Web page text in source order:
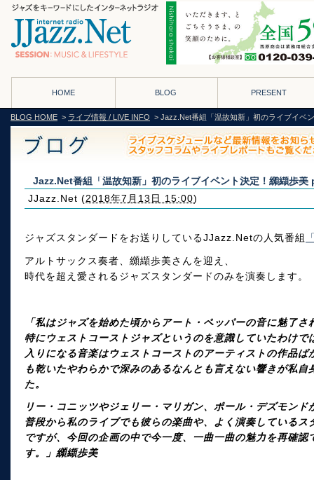
HOME BLOG PRESENT
BLOG HOME > ライブ情報 / LIVE INFO > Jazz.Net番組「温故知新」初のライブイベ
Jazz.Net番組「温故知新」初のライブイベント決定！纐纈歩
JJazz.Net (2018年7月13日 15:00)
ジャズスタンダードをお送りしているJJazz.Netの人気番組
アルトサックス奏者、纐纈歩美さんを迎え、
時代を超え愛されるジャズスタンダードのみを演奏します。
「私はジャズを始めた頃からアート・ペッパーの音に魅了
特にウェストコーストジャズというのを意識していたわけ
入りになる音楽はウェストコーストのアーティストの作品
も乾いたやわらかで深みのあるなんとも言えない響きが私
た。
リー・コニッツやジェリー・マリガン、ポール・デズモン
普段から私のライブでも彼らの楽曲や、よく演奏している
ですが、今回の企画の中で今一度、一曲一曲の魅力を再確
す。」纐纈歩美